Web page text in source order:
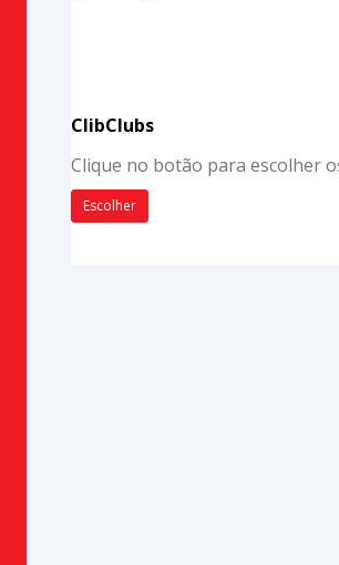
ClibClubs
Clique no botão para escolher
Escolher